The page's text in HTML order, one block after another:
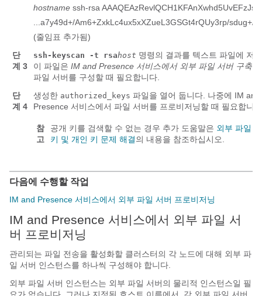
hostname ssh-rsa AAAQEAzRevlQCH1KFAnXwhd5UvEFzJs...
...a7y49d+/Am6+ZxkLc4ux5xXZueL3GSGt4rQUy3rp/sdug+/
(줄임표 추가됨)
단
계 3
ssh-keyscan -t rsahost 명령의 결과를 텍스트 파일에 저
이 파일은 IM and Presence 서비스에서 외부 파일 서버 구축
파일 서버를 구성할 때 필요합니다.
단
계 4
생성한 authorized_keys 파일을 열어 둡니다. 나중에 IM and
Presence 서비스에서 파일 서버를 프로비저닝할 때 필요합니
참
고
공개 키를 검색할 수 없는 경우 추가 도움말은 외부 파일
키 및 개인 키 문제 해결의 내용을 참조하십시오.
다음에 수행할 작업
IM and Presence 서비스에서 외부 파일 서버 프로비저닝
IM and Presence 서비스에서 외부 파일 서
버 프로비저닝
관리되는 파일 전송을 활성화할 클러스터의 각 노드에 대해 외부 파
일 서버 인스턴스를 하나씩 구성해야 합니다.
외부 파일 서버 인스턴스는 외부 파일 서버의 물리적 인스턴스일 필